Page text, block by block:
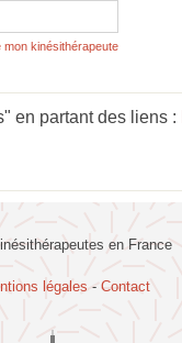
mon kinésithérapeute
en partant des liens :
en France
légales - Contact